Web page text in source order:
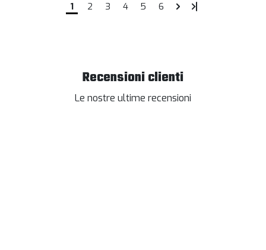
1 2 3 4 5 6
Recensioni clienti
Le nostre ultime recensioni